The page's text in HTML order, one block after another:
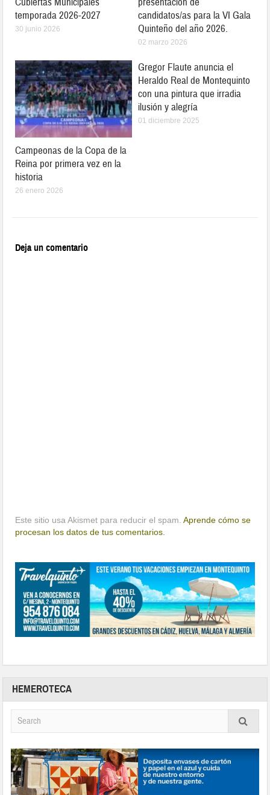
temporada 2026-2027
30 junio 2026
candidatos/as para la VI Gala
Quinteño del año 2026.
02 marzo 2026
Campeonas de la Copa de la
Reina por primera vez en la
historia
26 enero 2026
Gregor Flaute anuncia el
Heraldo Real de Montequinto
con una pintura que irradia
ilusión y alegría
01 diciembre 2025
Deja un comentario
Este sitio usa Akismet para reducir el spam.Aprende cómo se
procesan los datos de tus comentarios.
HEMEROTECA